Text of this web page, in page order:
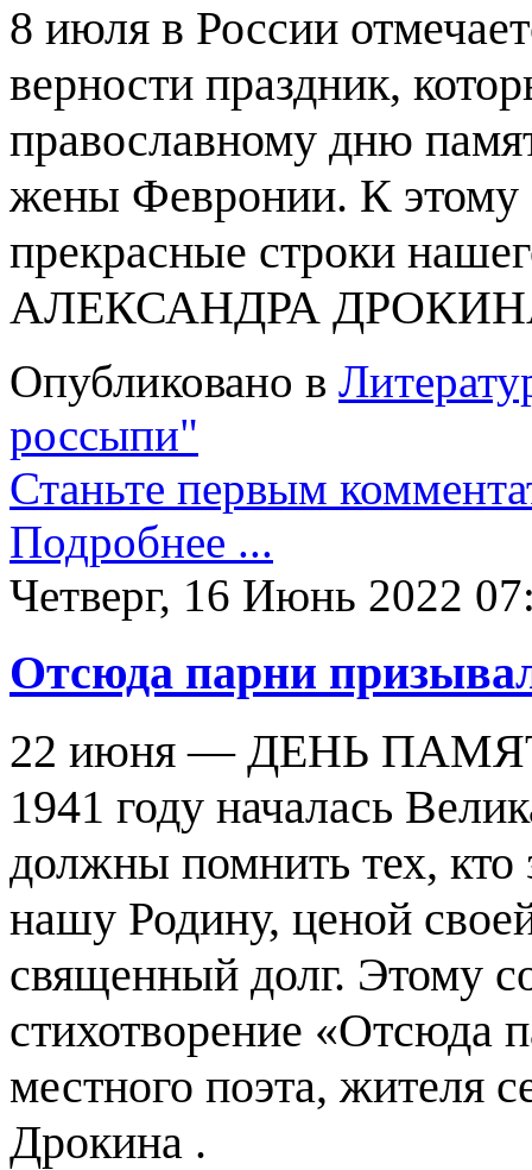
8 июля в России
верности праздник,
православному дню
жены Февронии. К этому
прекрасные строки
АЛЕКСАНДРА
Опубликовано в
россыпи"
Станьте первым
Подробнее ...
Четверг, 16 Июнь 2022
Отсюда парни
22 июня — ДЕНЬ
1941 году началась
должны помнить тех, кто
нашу Родину, ценой
священный долг. Этому
стихотворение «Отсюда
местного поэта, жителя
Дрокина .